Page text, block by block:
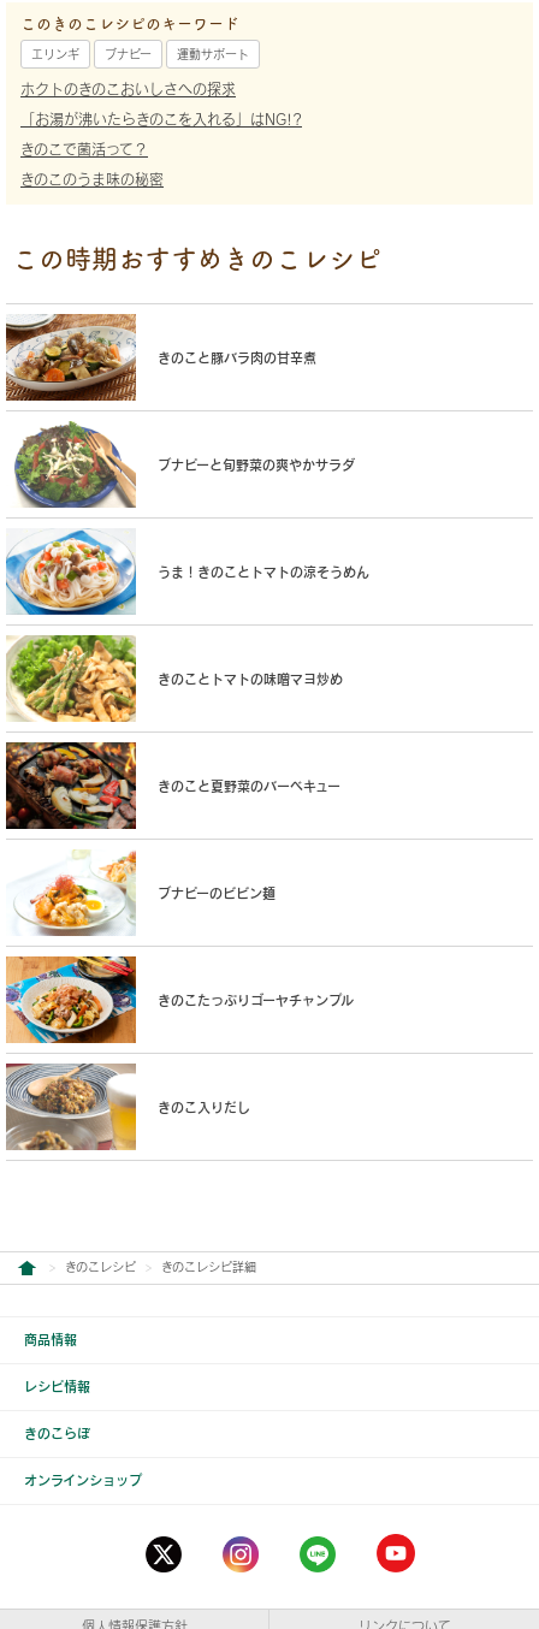
このきのこレシピのキーワード
エリンギ ブナピー 運動サポート
ホクトのきのこおいしさへの探求
「お湯が沸いたらきのこを入れる」はNG!?
きのこで菌活って？
きのこのうま味の秘密
この時期おすすめきのこレシピ
きのこと豚バラ肉の甘辛煮
ブナピーと旬野菜の爽やかサラダ
うま！きのことトマトの涼そうめん
きのことトマトの味噌マヨ炒め
きのこと夏野菜のバーベキュー
ブナピーのビビン麺
きのこたっぷりゴーヤチャンプル
きのこ入りだし
きのこレシピ きのこレシピ詳細
商品情報
レシピ情報
きのこらぼ
オンラインショップ